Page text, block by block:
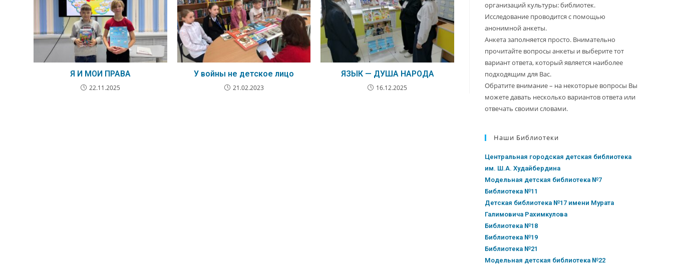
Я И МОИ ПРАВА
22.11.2025
У войны не детское лицо
21.02.2023
ЯЗЫК — ДУША НАРОДА
16.12.2025
организаций культуры: библиотек.
Исследование проводится с помощью
анонимной анкеты.
Анкета заполняется просто. Внимательно
прочитайте вопросы анкеты и выберите тот
вариант ответа, который является наиболее
подходящим для Вас.
Обратите внимание – на некоторые вопросы Вы
можете давать несколько вариантов ответа или
отвечать своими словами.
Наши Библиотеки
Центральная городская детская библиотека
им. Ш.А. Худайбердина
Модельная детская библиотека №7
Библиотека №11
Детская библиотека №17 имени Мурата
Галимовича Рахимкулова
Библиотека №18
Библиотека №19
Библиотека №21
Модельная детская библиотека №22